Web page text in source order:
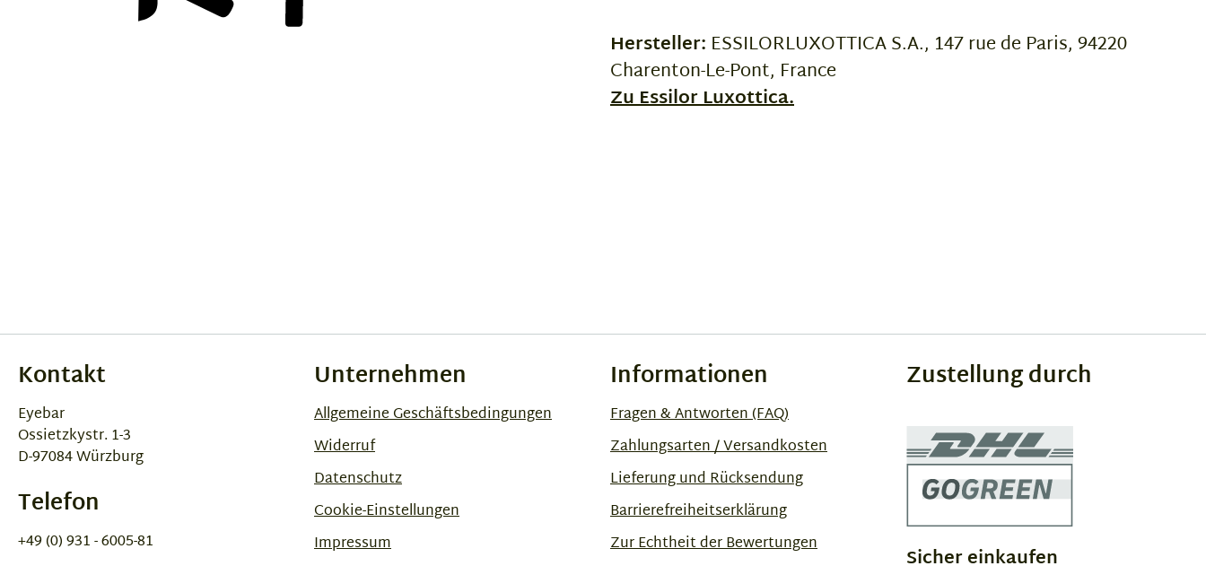
Hersteller: ESSILORLUXOTTICA S.A., 147 rue de Paris, 94220
Charenton-Le-Pont, France
Zu Essilor Luxottica.
Kontakt
Eyebar
Ossietzkystr. 1-3
D-97084 Würzburg
Telefon
+49 (0) 931 - 6005-81
Unternehmen
Allgemeine Geschäftsbedingungen
Widerruf
Datenschutz
Cookie-Einstellungen
Impressum
Informationen
Fragen & Antworten (FAQ)
Zahlungsarten / Versandkosten
Lieferung und Rücksendung
Barrierefreiheitserklärung
Zur Echtheit der Bewertungen
Zustellung durch
Sicher einkaufen